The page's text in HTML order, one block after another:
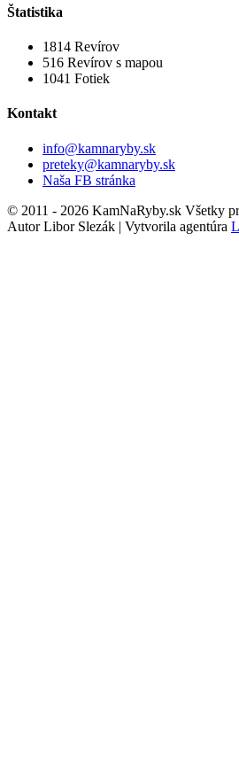
Štatistika
1814 Revírov
516 Revírov s mapou
1041 Fotiek
Kontakt
info@kamnaryby.sk
preteky@kamnaryby.sk
Naša FB stránka
© 2011 - 2026 KamNaRyby.sk Všetky
Autor Libor Slezák | Vytvorila agentúra